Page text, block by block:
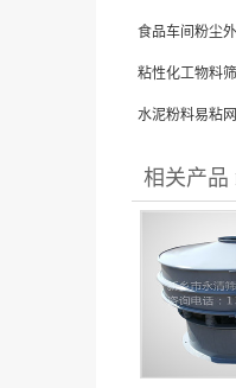
食品车间粉尘
粘性化工物料
水泥粉料易粘
相关产品